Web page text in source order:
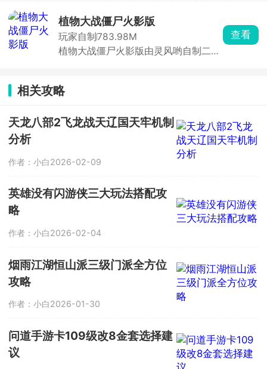
江湖中开启全新冒险。游戏高度还原了
原作的角色操控、战斗节奏与探索机
制，更创新性地加入变身系统与烹饪玩
法。赵大可变身不同形态，应对多样挑
植物大战僵尸火影版
玩家自制783.98M
植物大战僵尸火影版由灵风哟自制二
经典的攒阳光，买各种火影角色来抵挡
一波又一波的僵尸潮，每解锁一个关卡
丸舞王僵尸的设定都具备角色特性，一
边进行策略塔防作战一边了解里面的攻
击防御体系等等，以便更好的抵御入侵
查看
相关攻略
天龙八部2飞龙战天辽国天牢机制
分析
作者：小白2026-02-09
英雄没有闪游侠三大玩法搭配攻
略
作者：小白2026-02-04
烟雨江湖恒山派三级门派全方位
攻略
作者：小白2026-01-30
问道手游卡109级改8金套选择建
议